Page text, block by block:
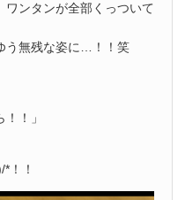
ワンタンが全部くっついて
う無残な姿に…！！笑
！」
！！